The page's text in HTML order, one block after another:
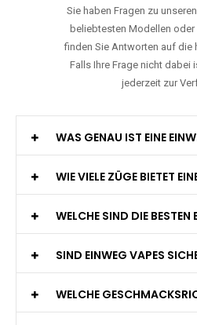
Sie haben Fragen zu
beliebtesten Modellen oder
finden Sie Antworten auf die
Falls Ihre Frage nicht dabei
jederzeit zur
WAS GENAU IST EINE
WIE VIELE ZÜGE BIETET
WELCHE SIND DIE
SIND EINWEG VAPES
WELCHE